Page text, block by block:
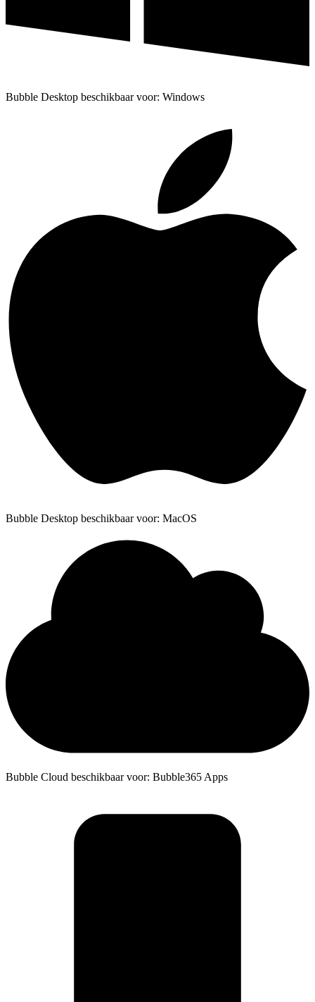
Bubble Desktop beschikbaar voor: Windows
Bubble Desktop beschikbaar voor: MacOS
Bubble Cloud beschikbaar voor: Bubble365 Apps